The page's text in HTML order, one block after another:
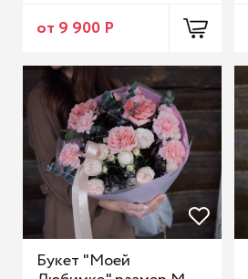
от 9 900 Р
Букет "Моей